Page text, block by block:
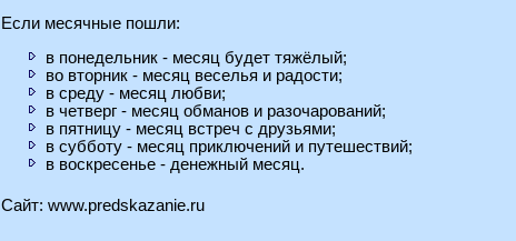
Если месячные пошли:
в понедельник - месяц будет тяжёлый;
во вторник - месяц веселья и радости;
в среду - месяц любви;
в четверг - месяц обманов и разочарований;
в пятницу - месяц встреч с друзьями;
в субботу - месяц приключений и путешествий;
в воскресенье - денежный месяц.
Сайт: www.predskazanie.ru